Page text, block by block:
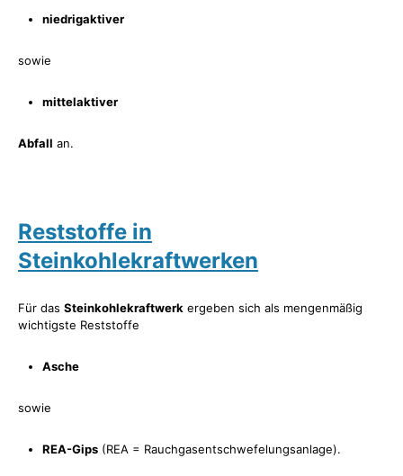
niedrigaktiver
sowie
mittelaktiver
Abfall an.
Reststoffe in
Steinkohlekraftwerken
Für das Steinkohlekraftwerk ergeben sich als mengenmäßig
wichtigste Reststoffe
Asche
sowie
REA-Gips (REA = Rauchgasentschwefelungsanlage).